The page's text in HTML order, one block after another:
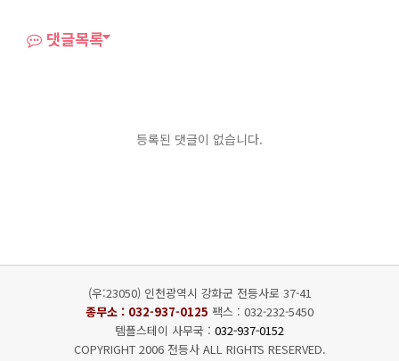
댓글목록
등록된 댓글이 없습니다.
(우:23050) 인천광역시 강화군 전등사로 37-41
종무소 : 032-937-0125 팩스 : 032-232-5450
템플스테이 사무국 : 032-937-0152
COPYRIGHT 2006 전등사 ALL RIGHTS RESERVED.